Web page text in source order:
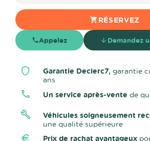
RÉSERVEZ
Appelez Demandez
Garantie Declerc7, garantie
ans
Un service après-vente de
Véhicules soigneusement
une qualité supérieure
Prix de rachat avantageux